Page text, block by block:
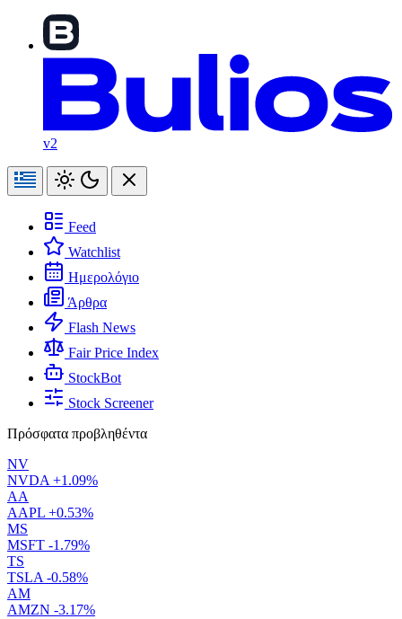
v2
Feed
Watchlist
Ημερολόγιο
Άρθρα
Flash News
Fair Price Index
StockBot
Stock Screener
Πρόσφατα προβληθέντα
NV
NVDA +1.09%
AA
AAPL +0.53%
MS
MSFT -1.79%
TS
TSLA -0.58%
AM
AMZN -3.17%